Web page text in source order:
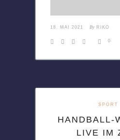
18. MAI 2021 By RIKO
0
SPORT
HANDBALL-
LIVE IM